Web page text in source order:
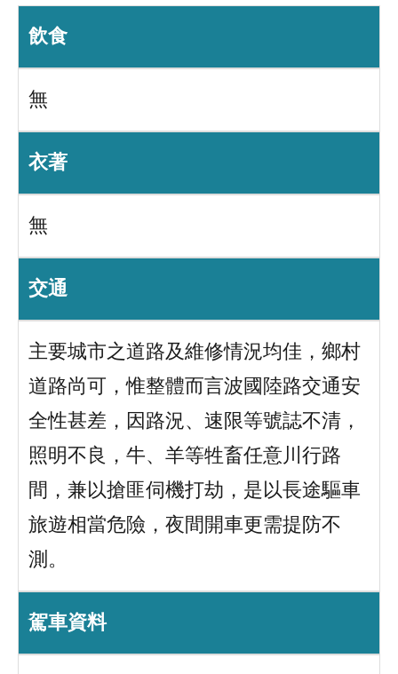
飲食
無
衣著
無
交通
主要城市之道路及維修情況均佳，鄉村
道路尚可，惟整體而言波國陸路交通安
全性甚差，因路況、速限等號誌不清，
照明不良，牛、羊等牲畜任意川行路
間，兼以搶匪伺機打劫，是以長途驅車
旅遊相當危險，夜間開車更需提防不
測。
駕車資料